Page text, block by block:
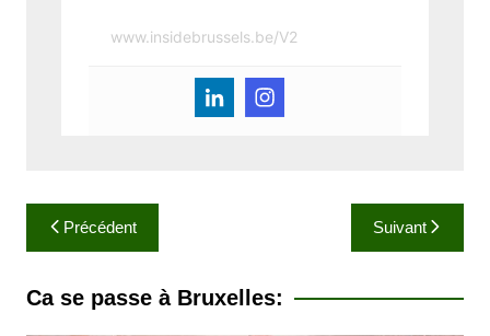
www.insidebrussels.be/V2
a
v
Précédent Suivant
Ca se passe à Bruxelles: